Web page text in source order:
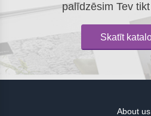
palīdzēsim Tev
Skatīt
About us